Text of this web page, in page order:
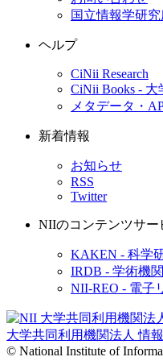
国立情報学研
ヘルプ
CiNii Research
CiNii Books -
メタデータ・
新着情報
お知らせ
RSS
Twitter
NIIのコンテンツサー
KAKEN - 科学
IRDB - 学術機
NII-REO - 電子
大学共同利用機関法人 情
© National Institute of